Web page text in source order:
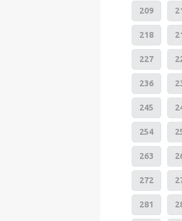
209
218
227
236
245
254
263
272
281